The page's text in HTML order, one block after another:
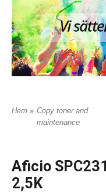
Hem » Copy toner and
maintenance
Aficio
2,5K